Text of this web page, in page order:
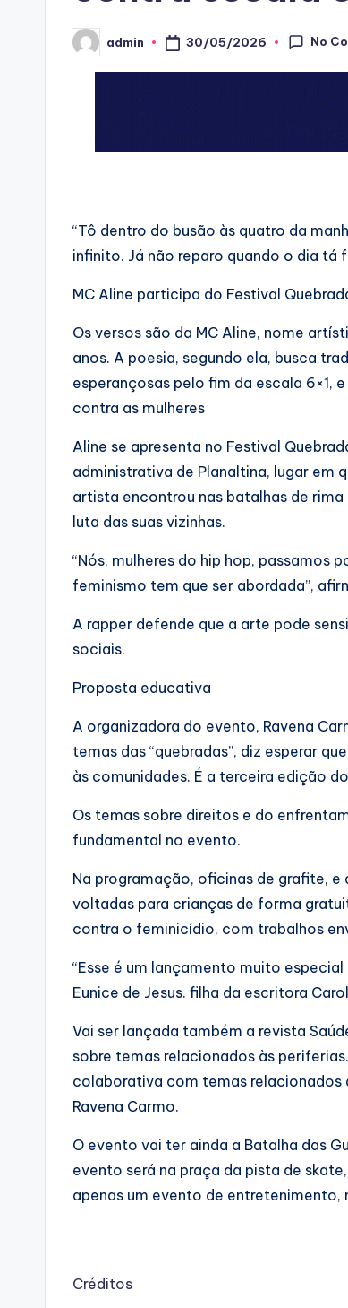
Posted
by
admin 30/05/2026 No
“Tô dentro do busão às quatro da
infinito. Já não reparo quando o dia tá
MC Aline participa do Festival
Os versos são da MC Aline, nome
anos. A poesia, segundo ela, busca
esperançosas pelo fim da escala 6×1,
contra as mulheres
Aline se apresenta no Festival
administrativa de Planaltina, lugar em
artista encontrou nas batalhas de
luta das suas vizinhas.
“Nós, mulheres do hip hop, passamos
feminismo tem que ser abordada”,
A rapper defende que a arte pode
sociais.
Proposta educativa
A organizadora do evento, Ravena
temas das “quebradas”, diz esperar
às comunidades. É a terceira edição
Os temas sobre direitos e do
fundamental no evento.
Na programação, oficinas de grafite,
voltadas para crianças de forma
contra o feminicídio, com trabalhos
“Esse é um lançamento muito
Eunice de Jesus. filha da escritora
Vai ser lançada também a revista
sobre temas relacionados às
colaborativa com temas relacionados
Ravena Carmo.
O evento vai ter ainda a Batalha das
evento será na praça da pista de
apenas um evento de entretenimento,
Créditos